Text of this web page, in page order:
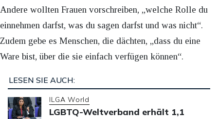
Andere wollten Frauen vorschreiben, „welche Rolle du
einnehmen darfst, was du sagen darfst und was nicht“.
Zudem gebe es Menschen, die dächten, „dass du eine
Ware bist, über die sie einfach verfügen können“.
LESEN SIE AUCH:
ILGA World
LGBTQ-Weltverband erhält 1,1